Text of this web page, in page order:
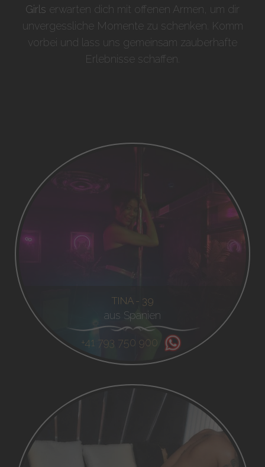
Girls erwarten dich mit offenen Armen, um dir
unvergessliche Momente zu schenken. Komm
vorbei und lass uns gemeinsam zauberhafte
Erlebnisse schaffen.
TINA - 39
aus Spanien
+41 793 750 900